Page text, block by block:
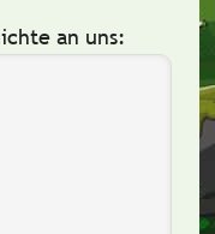
an uns: